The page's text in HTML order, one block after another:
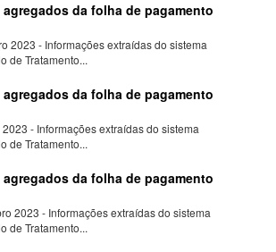
agregados da folha de pagamento
2023 - Informações extraídas do sistema
de Tratamento...
agregados da folha de pagamento
- Informações extraídas do sistema
de Tratamento...
agregados da folha de pagamento
2023 - Informações extraídas do sistema
de Tratamento...